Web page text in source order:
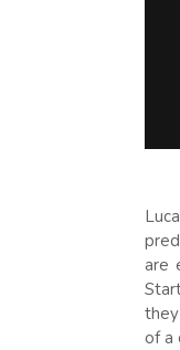
are
of a